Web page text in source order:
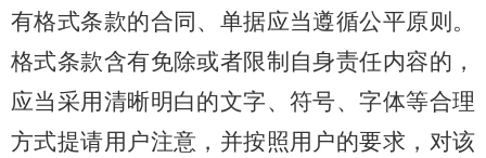
有格式条款的合同、单据应当遵循公平原则。
格式条款含有免除或者限制自身责任内容的，
应当采用清晰明白的文字、符号、字体等合理
方式提请用户注意，并按照用户的要求，对该